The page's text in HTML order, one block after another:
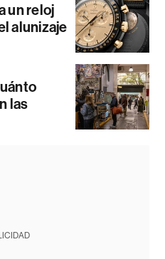
un reloj
alunizaje
las